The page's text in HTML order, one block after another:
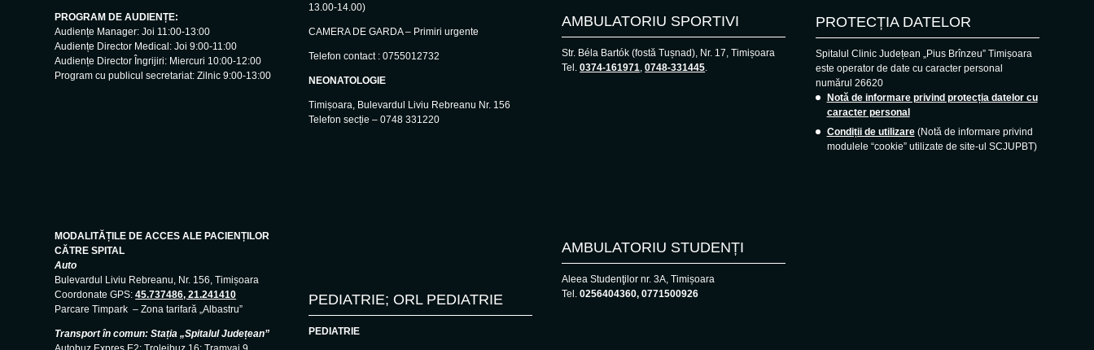
PROGRAM DE AUDIENȚE:
Audiențe Manager: Joi 11:00-13:00
Audiențe Director Medical: Joi 9:00-11:00
Audiențe Director Îngrijiri: Miercuri 10:00-12:00
Program cu publicul secretariat: Zilnic 9:00-13:00
MODALITĂȚILE DE ACCES ALE PACIENȚILOR
CĂTRE SPITAL
Auto
Bulevardul Liviu Rebreanu, Nr. 156, Timișoara
Coordonate GPS:45.737486, 21.241410
Parcare Timpark – Zona tarifară „Albastru”
Transport în comun: Stația „Spitalul Județean”
13.00-14.00)
CAMERA DE GARDA – Primiri urgente
Telefon contact : 0755012732
NEONATOLOGIE
Timișoara, Bulevardul Liviu Rebreanu Nr. 156
Telefon secție – 0748 331220
PEDIATRIE; ORL PEDIATRIE
PEDIATRIE
AMBULATORIU SPORTIVI
Str. Béla Bartók (fostă Tușnad), Nr. 17, Timișoara
Tel.0374-161971,0748-331445.
AMBULATORIU STUDENȚI
Aleea Studenţilor nr. 3A, Timișoara
Tel.0256404360, 0771500926
PROTECȚIA DATELOR
Spitalul Clinic Județean „Pius Brînzeu” Timișoara
este operator de date cu caracter personal
numărul 26620
Notă de informare privind protecția datelor cu
caracter personal
Condiții de utilizare(Notă de informare privind
modulele “cookie” utilizate de site-ul SCJUPBT)